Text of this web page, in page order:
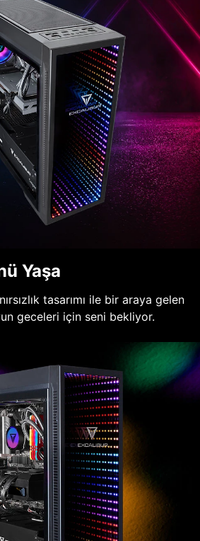
Yaşa
tasarımı ile bir araya gelen
geceleri için seni bekliyor.